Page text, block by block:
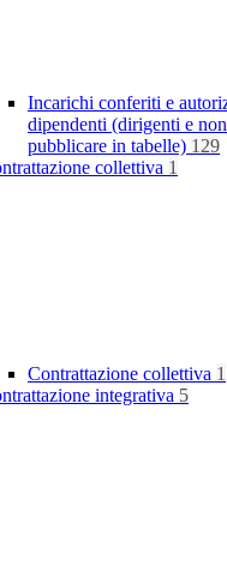
Incarichi conferiti e
dipendenti (dirigenti e
pubblicare in tabelle) 129
collettiva 1
Contrattazione collettiva 1
integrativa 5